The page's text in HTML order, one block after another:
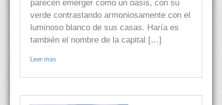
parecen emerger como un oasis, con su
verde contrastando armoniosamente con el
luminoso blanco de sus casas. Haría es
también el nombre de la capital […]
Leer mas